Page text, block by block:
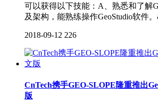
可以获得以下技能：A、熟悉和了解
及架构，能熟练操作GeoStudio软件
2018-09-12 226
CnTech携手GEO-SLOPE隆重推出
版